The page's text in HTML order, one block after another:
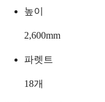
높이
2,600mm
파렛트
18개